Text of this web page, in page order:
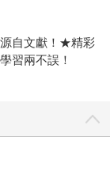
自文獻！★精彩
習兩不誤！